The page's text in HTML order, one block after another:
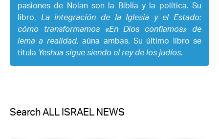
pasiones de Nolan son la Biblia y la política. Su
libro, La integración de la Iglesia y el Estado:
cómo transformamos «En Dios confiamos» de
lema a realidad, aúna ambas. Su último libro se
titula Yeshua sigue siendo el rey de los judíos.
Search ALL ISRAEL NEWS